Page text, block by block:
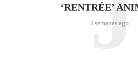
‘RENTRÉE’
3 semanas ago